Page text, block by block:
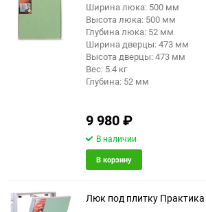
Ширина люка: 500 мм
Высота люка: 500 мм
Глубина люка: 52 мм
Ширина дверцы: 473 мм
Высота дверцы: 473 мм
Вес: 5.4 кг
Глубина: 52 мм
9 980₽
В наличии
В корзину
Люк под плитку